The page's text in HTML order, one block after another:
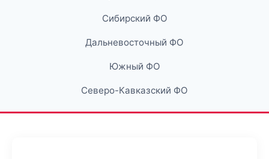
Сибирский ФО
Дальневосточный ФО
Южный ФО
Северо-Кавказский ФО